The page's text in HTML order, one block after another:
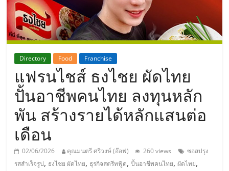
รวม
ธุรกิจ
เอ
ส
เอ็
Directory Food Franchise
แฟรนไชส์ ธงไชย ผัดไทย
ปั้นอาชีพคนไทย ลงทุนหลัก
พัน สร้างรายได้หลักแสนต่อ
เดือน
02/06/2026 คุณมนตรี ศรีวงษ์ (อ๊อฟ) 260 views
ซอสปรุง
รสสำเร็จรูป, ธงไชย ผัดไทย, ธุรกิจสตรีทฟู้ด,ปั้นอาชีพคนไทย,ผัดไทย,